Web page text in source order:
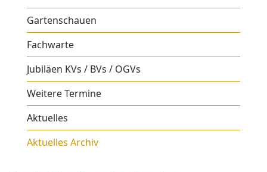
Gartenschauen
Fachwarte
Jubiläen KVs / BVs / OGVs
Weitere Termine
Aktuelles
Aktuelles Archiv